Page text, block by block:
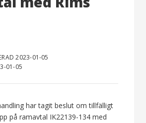
2023-01-05
01-05
har tagit beslut om tillfälligt
på ramavtal IK22139-134 med